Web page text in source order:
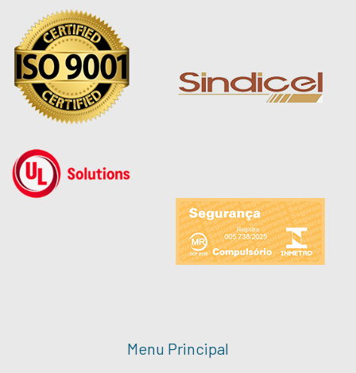
Menu Principal